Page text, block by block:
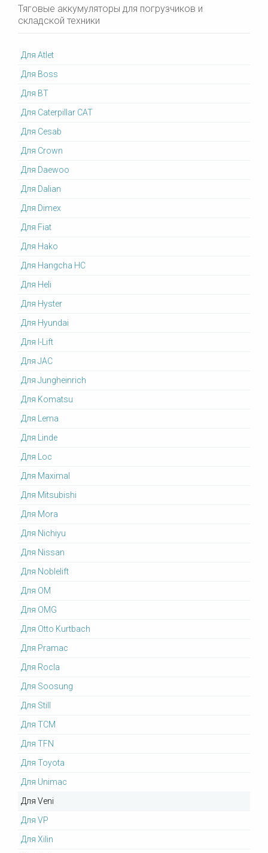
Тяговые аккумуляторы для погрузчиков и
складской техники
Для Atlet
Для Boss
Для BT
Для Caterpillar CAT
Для Cesab
Для Crown
Для Daewoo
Для Dalian
Для Dimex
Для Fiat
Для Hako
Для Hangcha HC
Для Heli
Для Hyster
Для Hyundai
Для I-Lift
Для JAC
Для Jungheinrich
Для Komatsu
Для Lema
Для Linde
Для Loc
Для Maximal
Для Mitsubishi
Для Mora
Для Nichiyu
Для Nissan
Для Noblelift
Для OM
Для OMG
Для Otto Kurtbach
Для Pramac
Для Rocla
Для Soosung
Для Still
Для TCM
Для TFN
Для Toyota
Для Unimac
Для Veni
Для VP
Для Xilin